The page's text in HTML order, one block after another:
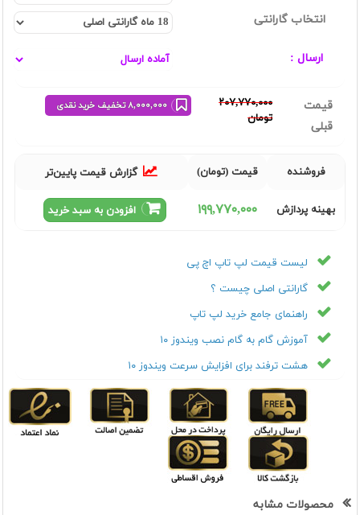
انتخاب گارانتی
ارسال :
قیمت
قبلی
٢٠٧,٧٧٠,٠٠٠
تومان
فروشنده قیمت (تومان) گزارش قیمت پایین‌تر
بهینه پردازش ١٩٩,٧٧٠,٠٠٠ افزودن به سبد خرید
لیست قیمت لپ تاپ اچ پی
گارانتی اصلی چیست ؟
راهنمای جامع خرید لپ تاپ
آموزش گام به گام نصب ویندوز ۱۰
هشت ترفند برای افزایش سرعت ویندوز ۱۰
محصولات مشابه